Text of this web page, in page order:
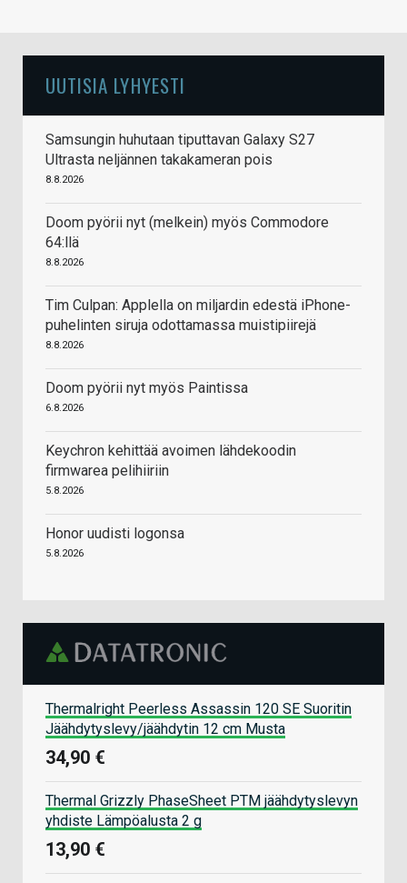
UUTISIA LYHYESTI
Samsungin huhutaan tiputtavan Galaxy S27
Ultrasta neljännen takakameran pois
8.8.2026
Doom pyörii nyt (melkein) myös Commodore
64:llä
8.8.2026
Tim Culpan: Applella on miljardin edestä iPhone-
puhelinten siruja odottamassa muistipiirejä
8.8.2026
Doom pyörii nyt myös Paintissa
6.8.2026
Keychron kehittää avoimen lähdekoodin
firmwarea pelihiiriin
5.8.2026
Honor uudisti logonsa
5.8.2026
Thermalright Peerless Assassin 120 SE Suoritin
Jäähdytyslevy/jäähdytin 12 cm Musta
34,90 €
Thermal Grizzly PhaseSheet PTM jäähdytyslevyn
yhdiste Lämpöalusta 2 g
13,90 €